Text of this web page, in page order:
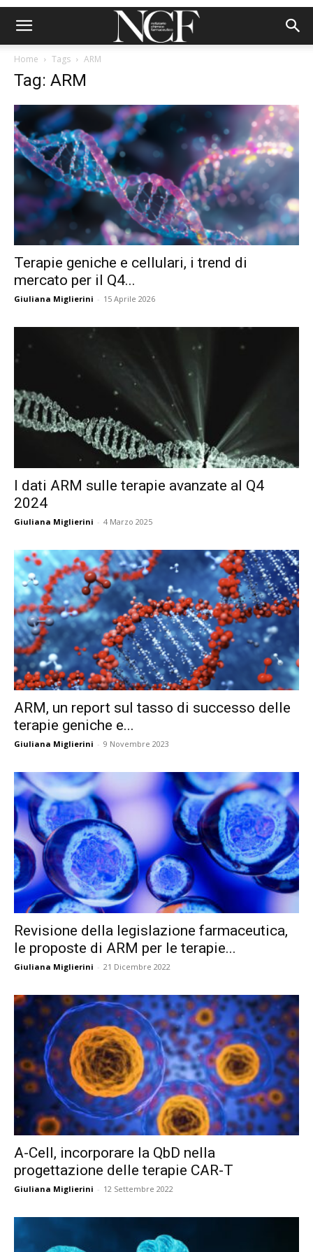
Home Tags ARM
Tag: ARM
Terapie geniche e cellulari, i trend di
mercato per il Q4...
Giuliana Miglierini - 15 Aprile 2026
I dati ARM sulle terapie avanzate al Q4
2024
Giuliana Miglierini - 4 Marzo 2025
ARM, un report sul tasso di successo delle
terapie geniche e...
Giuliana Miglierini - 9 Novembre 2023
Revisione della legislazione farmaceutica,
le proposte di ARM per le terapie...
Giuliana Miglierini - 21 Dicembre 2022
A-Cell, incorporare la QbD nella
progettazione delle terapie CAR-T
Giuliana Miglierini - 12 Settembre 2022